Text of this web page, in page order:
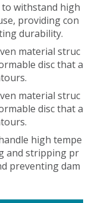
to withstand high
providing con
durability.
material struc
disc that a
material struc
disc that a
high tempe
and stripping pr
preventing dam